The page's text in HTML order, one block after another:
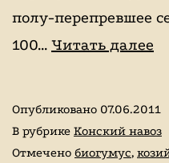
верховой
покататься
на
полу-перепревшее
100… Читать далее
Опубликовано 07.06.2011
В рубрике Конский навоз
Отмечено биогумус,